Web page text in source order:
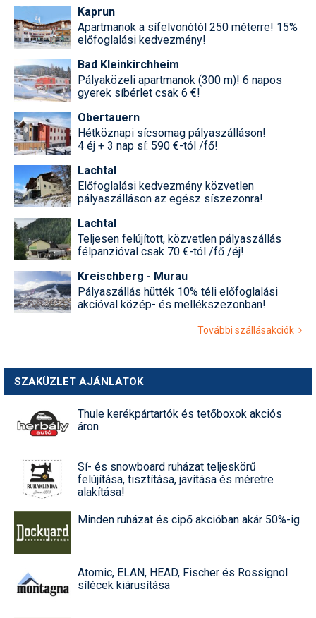
Kaprun
Apartmanok a sífelvonótól 250 méterre! 15%
előfoglalási kedvezmény!
Bad Kleinkirchheim
Pályaközeli apartmanok (300 m)! 6 napos
gyerek síbérlet csak 6 €!
Obertauern
Hétköznapi sícsomag pályaszálláson!
4 éj + 3 nap sí: 590 €-tól /fő!
Lachtal
Előfoglalási kedvezmény közvetlen
pályaszálláson az egész síszezonra!
Lachtal
Teljesen felújított, közvetlen pályaszállás
félpanzióval csak 70 €-tól /fő /éj!
Kreischberg - Murau
Pályaszállás hütték 10% téli előfoglalási
akcióval közép- és mellékszezonban!
További szállásakciók
SZAKÜZLET AJÁNLATOK
Thule kerékpártartók és tetőboxok akciós
áron
Sí- és snowboard ruházat teljeskörű
felújítása, tisztítása, javítása és méretre
alakítása!
Minden ruházat és cipő akcióban akár 50%-ig
Atomic, ELAN, HEAD, Fischer és Rossignol
sílécek kiárusítása